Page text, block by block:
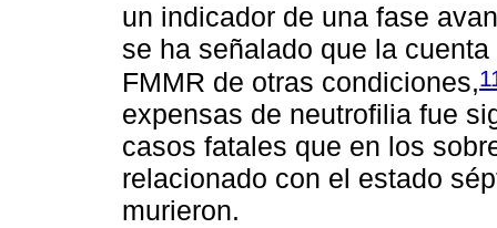
un indicador de una fase
se ha señalado que la
FMMR de otras condiciones,
expensas de neutrofilia fue
casos fatales que en los
relacionado con el estado
murieron.